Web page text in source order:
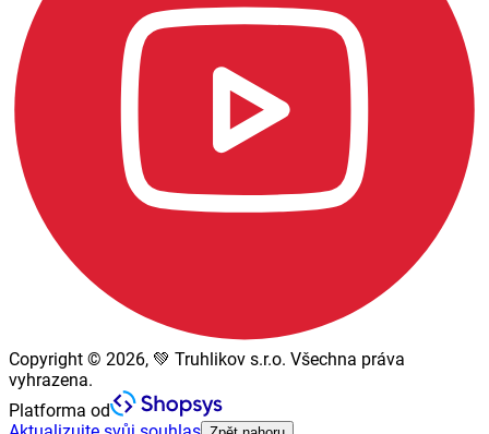
Copyright © 2026, 💚 Truhlikov s.r.o. Všechna práva
vyhrazena.
Platforma od